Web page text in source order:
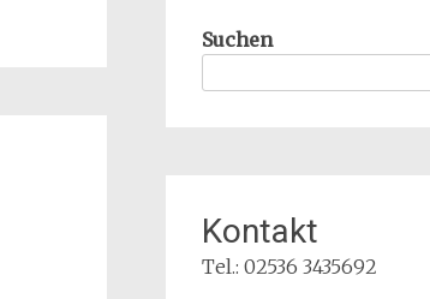
Suchen
Kontakt
Tel.: 02536 3435692